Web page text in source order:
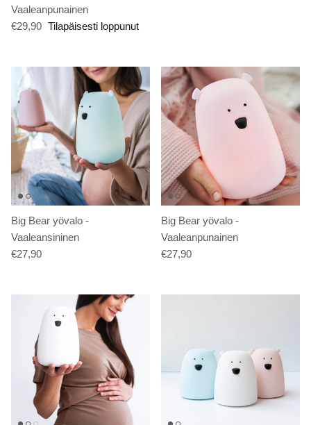
Vaaleanpunainen
€29,90 Tilapäisesti loppunut
Big Bear yövalo -
Vaaleansininen
€27,90
Big Bear yövalo -
Vaaleanpunainen
€27,90